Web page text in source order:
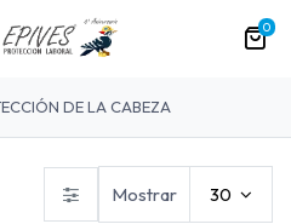
0
DE LA CABEZA
Mostrar 30